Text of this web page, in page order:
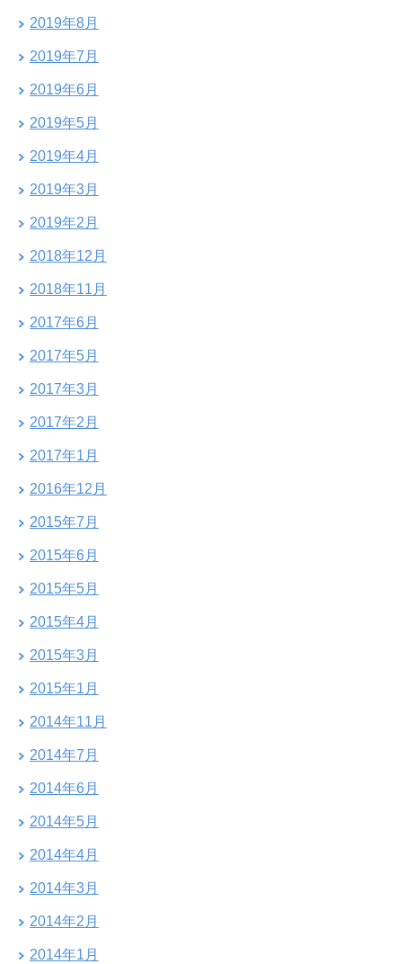
2019年8月
2019年7月
2019年6月
2019年5月
2019年4月
2019年3月
2019年2月
2018年12月
2018年11月
2017年6月
2017年5月
2017年3月
2017年2月
2017年1月
2016年12月
2015年7月
2015年6月
2015年5月
2015年4月
2015年3月
2015年1月
2014年11月
2014年7月
2014年6月
2014年5月
2014年4月
2014年3月
2014年2月
2014年1月